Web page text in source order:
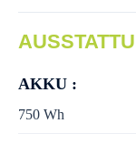
AKKU :
750 Wh